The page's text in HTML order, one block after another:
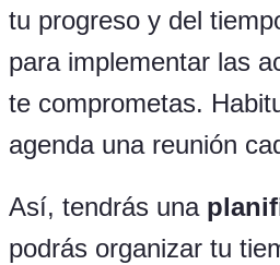
tu progreso y del
para implementar las
te comprometas.
agenda una reunión
Así, tendrás una
podrás organizar tu